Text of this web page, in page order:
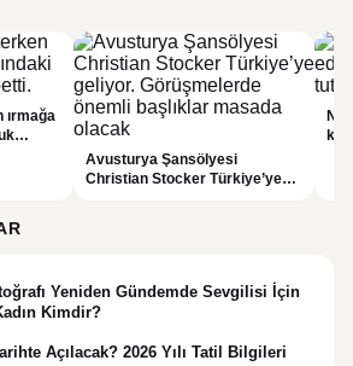
ırmağa
Avusturya Şansölyesi
Christian Stocker Türkiye’ye
Yeniden Gündemde Sevgilisi İçin
Kimdir?
Açılacak? 2026 Yılı Tatil Bilgileri